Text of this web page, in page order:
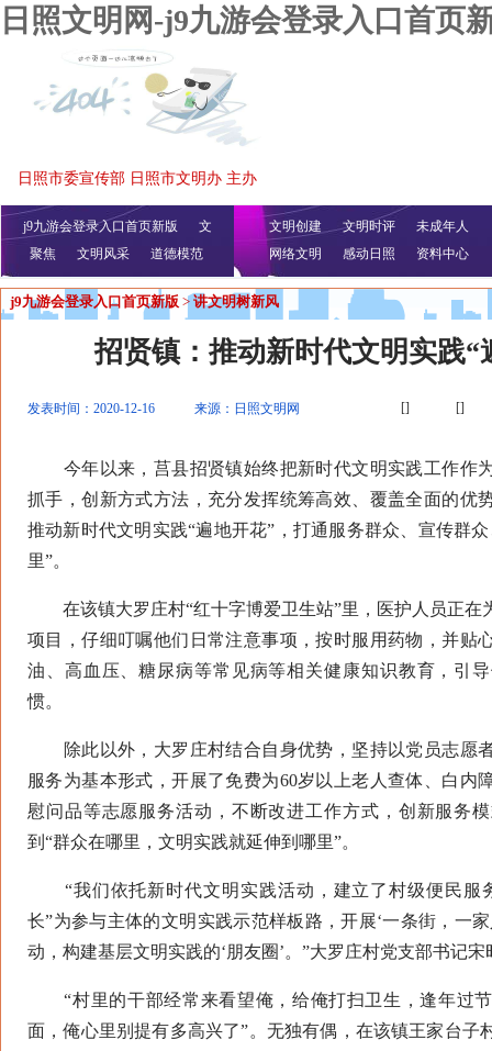
日照文明网-j9九游会登录入口首页
日照市委宣传部 日照市文明办 主办
j9九游会登录入口首页新版
文
明播报
公益视频
聚焦 文明风采 道德模范
文明创建 文明时评
未成年人
网络文明
感动日照 资料中心
j9九游会登录入口首页新版 > 讲文明树新风
招贤镇：推动新时代文明实践“
发表时间：2020-12-16 来源：日照文明网 [] []
今年以来，莒县招贤镇始终把新时代文明实践工作作
抓手，创新方式方法，充分发挥统筹高效、覆盖全面的优
推动新时代文明实践“遍地开花”，打通服务群众、宣传群
里”。
在该镇大罗庄村“红十字博爱卫生站”里，医护人员正在
项目，仔细叮嘱他们日常注意事项，按时服用药物，并贴
油、高血压、糖尿病等常见病等相关健康知识教育，引
惯。
除此以外，大罗庄村结合自身优势，坚持以党员志愿
服务为基本形式，开展了免费为60岁以上老人查体、白内
慰问品等志愿服务活动，不断改进工作方式，创新服务
到“群众在哪里，文明实践就延伸到哪里”。
“我们依托新时代文明实践活动，建立了村级便民服
长”为参与主体的文明实践示范样板路，开展‘一条街，一
动，构建基层文明实践的‘朋友圈’。”大罗庄村党支部书记
“村里的干部经常来看望俺，给俺打扫卫生，逢年过
面，俺心里别提有多高兴了”。无独有偶，在该镇王家台子